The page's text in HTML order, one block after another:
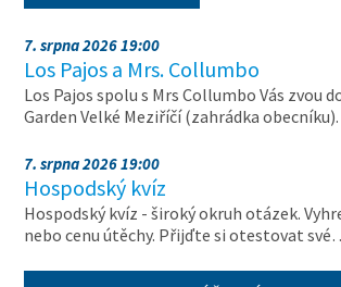
7. srpna 2026 19:00
Los Pajos a Mrs. Collumbo
Los Pajos spolu s Mrs Collumbo Vás zvou
Garden Velké Meziříčí (zahrádka
7. srpna 2026 19:00
Hospodský kvíz
Hospodský kvíz - široký okruh otázek.
nebo cenu útěchy. Přijďte si otestovat